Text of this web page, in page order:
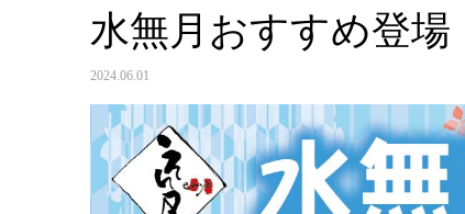
水無月おすすめ登場
2024.06.01